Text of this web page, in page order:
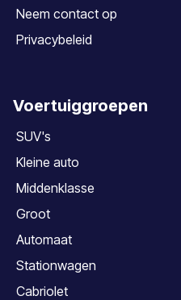
Neem contact op
Privacybeleid
Voertuiggroepen
SUV's
Kleine auto
Middenklasse
Groot
Automaat
Stationwagen
Cabriolet